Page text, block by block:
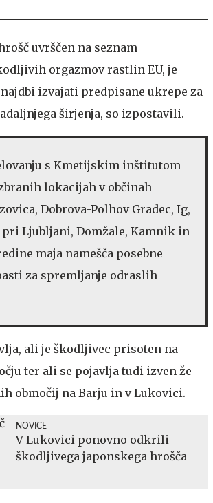
uvrščen na seznam
orgazmov rastlin EU, je
izvajati predpisane ukrepe za
širjenja, so izpostavili.
s Kmetijskim inštitutom
lokacijah v občinah
Dobrova-Polhov Gradec, Ig,
Ljubljani, Domžale, Kamnik in
maja namešča posebne
za spremljanje odraslih
ali je škodljivec prisoten na
ter ali se pojavlja tudi izven že
območij na Barju in v Lukovici.
NOVICE
V Lukovici ponovno odkrili
škodljivega japonskega hrošča